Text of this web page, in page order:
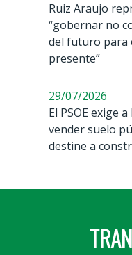
Ruiz Araujo
“gobernar no
del futuro para
presente”
29/07/2026
El PSOE exige
vender suelo
destine a